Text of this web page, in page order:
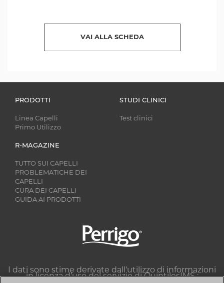
VAI ALLA SCHEDA
Image
PRODOTTI
Linea Capelli
Primo Utilizzo
STUDI CLINICI
Test clinici
R-MAGAZINE
TUTTO SUI CAPELLI
PROBLEMATICHE DEI
CAPELLI
CURA DEI CAPELLI
GUIDA AI PRODOTTI
I dati sono stime derivate dall'utilizzo di informazioni
in licenza d’uso del servizio di QuintilesIMS :